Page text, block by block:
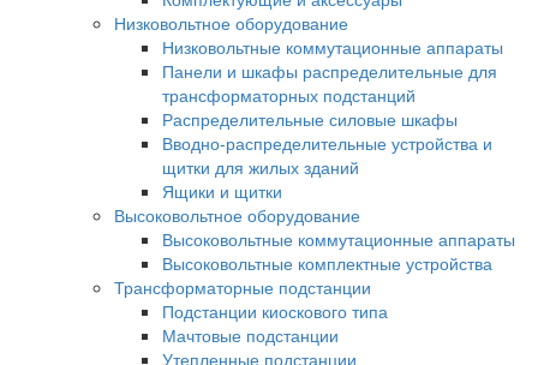
Низковольтное оборудование
Низковольтные коммутационные аппараты
Панели и шкафы распределительные для
трансформаторных подстанций
Распределительные силовые шкафы
Вводно-распределительные устройства и
щитки для жилых зданий
Ящики и щитки
Высоковольтное оборудование
Высоковольтные коммутационные аппараты
Высоковольтные комплектные устройства
Трансформаторные подстанции
Подстанции киоскового типа
Мачтовые подстанции
Утепленные подстанции